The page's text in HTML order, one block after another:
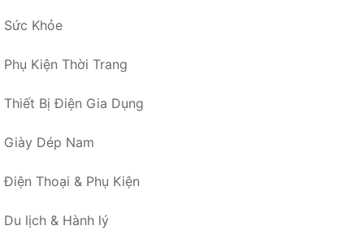
Sức Khỏe
Phụ Kiện Thời Trang
Thiết Bị Điện Gia Dụng
Giày Dép Nam
Điện Thoại & Phụ Kiện
Du lịch & Hành lý